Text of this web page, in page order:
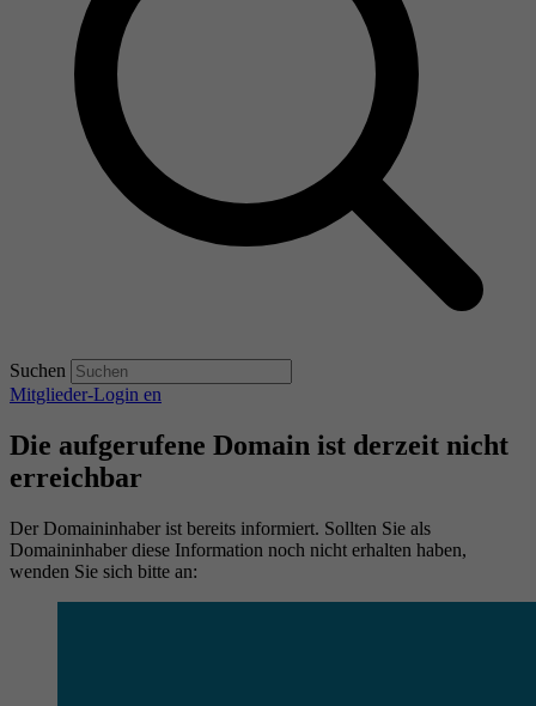
Suchen
Mitglieder-Login en
Die aufgerufene Domain ist derzeit nicht
erreichbar
Der Domaininhaber ist bereits informiert. Sollten Sie als
Domaininhaber diese Information noch nicht erhalten haben,
wenden Sie sich bitte an: